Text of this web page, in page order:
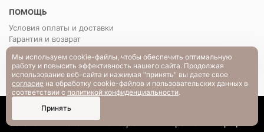
Каталог Поиск
ПОМОЩЬ
Условия оплаты и доставки
Гарантия и возврат
РАЗМЕРНАЯ СЕТКА
Вопрос-ответ
Мы используем cookie-файлы, чтобы обеспечить оптимальную
работу и повысить эффективность нашего сайта. Продолжая
использование веб-сайта и нажимая "принять" вы даете свое
согласие на обработку cookie-файлов и пользовательских данных в
соответствии с политикой конфиденциальности.
Принять